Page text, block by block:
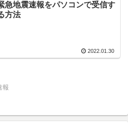
急地震速報をパソコンで受信す
方法
2022.01.30
報